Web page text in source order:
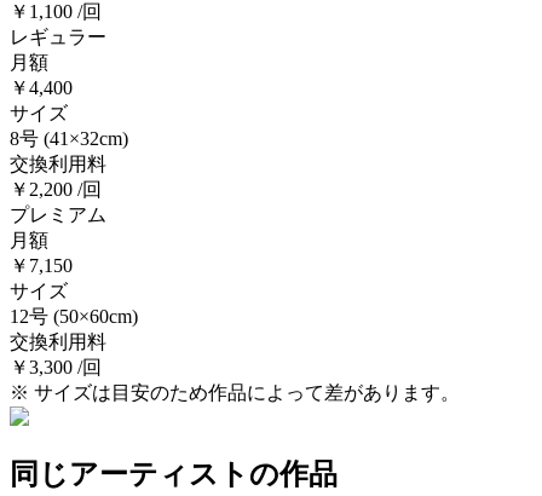
￥1,100 /回
レギュラー
月額
￥4,400
サイズ
8号 (41×32cm)
交換利用料
￥2,200 /回
プレミアム
月額
￥7,150
サイズ
12号 (50×60cm)
交換利用料
￥3,300 /回
※ サイズは目安のため作品によって差があります。
同じアーティストの作品